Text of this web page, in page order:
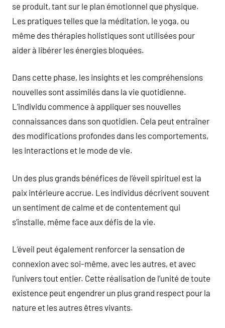
se produit, tant sur le plan émotionnel que physique.
Les pratiques telles que la méditation, le yoga, ou
même des thérapies holistiques sont utilisées pour
aider à libérer les énergies bloquées.
Dans cette phase, les insights et les compréhensions
nouvelles sont assimilés dans la vie quotidienne.
L’individu commence à appliquer ses nouvelles
connaissances dans son quotidien. Cela peut entraîner
des modifications profondes dans les comportements,
les interactions et le mode de vie.
Un des plus grands bénéfices de l’éveil spirituel est la
paix intérieure accrue. Les individus décrivent souvent
un sentiment de calme et de contentement qui
s’installe, même face aux défis de la vie.
L’éveil peut également renforcer la sensation de
connexion avec soi-même, avec les autres, et avec
l’univers tout entier. Cette réalisation de l’unité de toute
existence peut engendrer un plus grand respect pour la
nature et les autres êtres vivants.